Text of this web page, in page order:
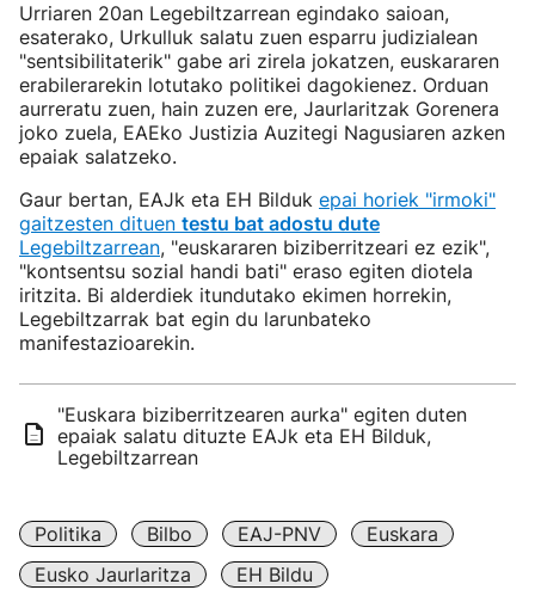
Urriaren 20an Legebiltzarrean egindako saioan,
esaterako, Urkulluk salatu zuen esparru judizialean
"sentsibilitaterik" gabe ari zirela jokatzen, euskararen
erabilerarekin lotutako politikei dagokienez. Orduan
aurreratu zuen, hain zuzen ere, Jaurlaritzak Gorenera
joko zuela, EAEko Justizia Auzitegi Nagusiaren azken
epaiak salatzeko.
Gaur bertan, EAJk eta EH Bilduk epai horiek "irmoki"
gaitzesten dituen testu bat adostu dute
Legebiltzarrean, "euskararen biziberritzeari ez ezik",
"kontsentsu sozial handi bati" eraso egiten diotela
iritzita. Bi alderdiek itundutako ekimen horrekin,
Legebiltzarrak bat egin du larunbateko
manifestazioarekin.
"Euskara biziberritzearen aurka" egiten duten
epaiak salatu dituzte EAJk eta EH Bilduk,
Legebiltzarrean
Politika Bilbo EAJ-PNV
Euskara
Eusko Jaurlaritza
EH Bildu